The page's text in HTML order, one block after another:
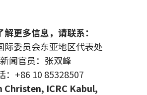
解更多信息，请联系：
际委员会东亚地区代表处
新闻官员：张双峰
：+86 10 85328507
Christen, ICRC Kabul,